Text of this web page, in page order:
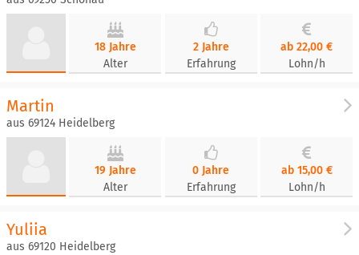
18 Jahre
Alter
2 Jahre
Erfahrung
ab 22,00 €
Lohn/h
Martin
aus 69124 Heidelberg
19 Jahre
Alter
0 Jahre
Erfahrung
ab 15,00 €
Lohn/h
Yuliia
aus 69120 Heidelberg